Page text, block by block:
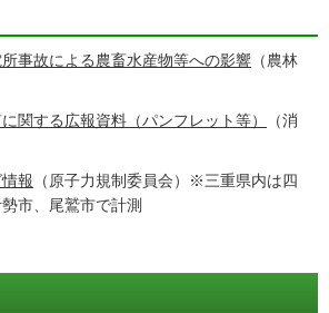
事故による農畜水産物等への影響 （農林
関する広報資料（パンフレット等）
（消
報 （原子力規制委員会）※三重県内は四
市、尾鷲市で計測